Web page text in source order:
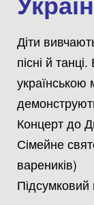
Діти
пісні й
українською
Концерт до
Сімейне
вареників)
Підсумковий